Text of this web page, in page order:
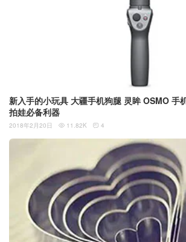
新入手的小玩具 大疆手机狗腿 灵眸 OSMO 手
拍娃必备利器
2018年2月20日  11.82K  4